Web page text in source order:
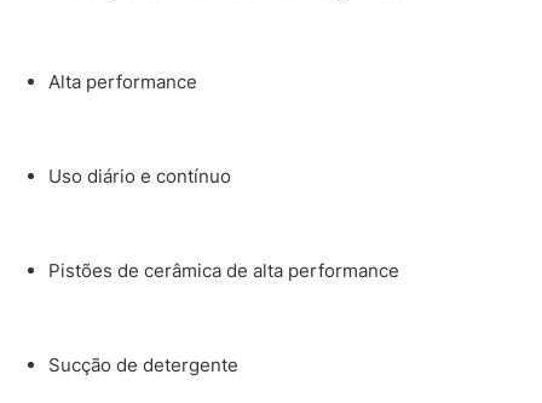
Alta performance
Uso diário e contínuo
Pistões de cerâmica de alta performance
Sucção de detergente